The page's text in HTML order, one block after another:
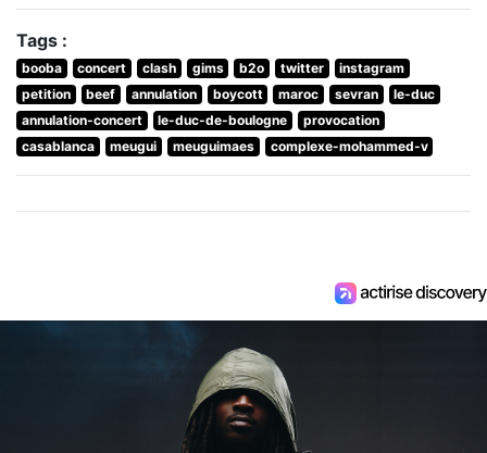
Tags :
booba concert clash gims b2o twitter
instagram
petition
beef annulation boycott maroc sevran
le-duc
annulation-concert
le-duc-de-boulogne
provocation
casablanca
meugui meuguimaes complexe-mohammed-v